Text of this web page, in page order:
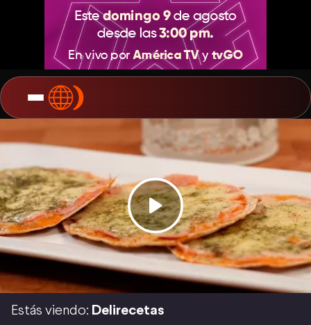
Estás viendo: Delirecetas